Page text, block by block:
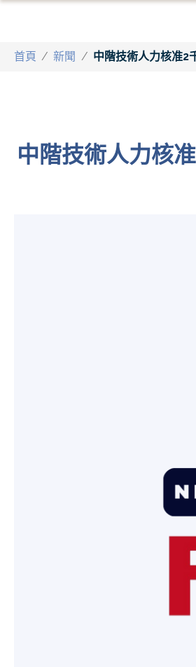
首頁 / 新聞 / 中階技術人力核准2
中階技術人力核